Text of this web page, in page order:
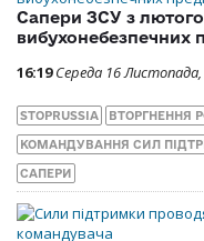
Сапери ЗСУ з
вибухонебезпечних
16:19 Середа 16
STOPRUSSIA ВТОРГНЕННЯ
КОМАНДУВАННЯ СИЛ
САПЕРИ